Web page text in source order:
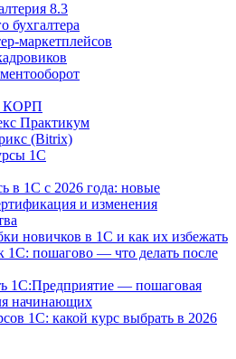
8.3
бухгалтера
маркетплейсов
КОРП
Практикум
(Bitrix)
1С
в 1С с 2026 года: новые
и изменения
новичков в 1С и как их избежать
1С: пошагово — что делать после
1С:Предприятие — пошаговая
начинающих
1С: какой курс выбрать в 2026